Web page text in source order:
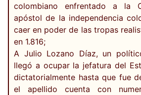
colombiano enfrentado a la
apóstol de la independencia
caer en poder de las tropas
en 1.816;
A Julio Lozano Díaz, un
llegó a ocupar la jefatura del
dictatorialmente hasta que fue
el apellido cuenta con